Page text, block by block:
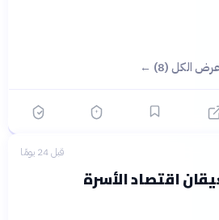
الكل (8) ←
قبل 24 يومًا
اقتصاد الأسرة